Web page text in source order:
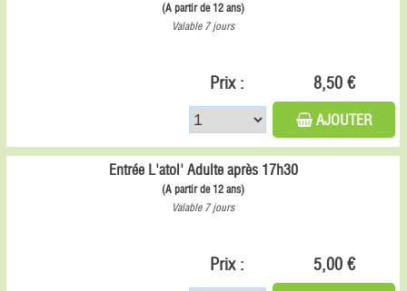
(A partir de 12 ans)
Valable 7 jours
Prix : 8,50 €
AJOUTER
Entrée L'atol' Adulte après 17h30
(A partir de 12 ans)
Valable 7 jours
Prix : 5,00 €